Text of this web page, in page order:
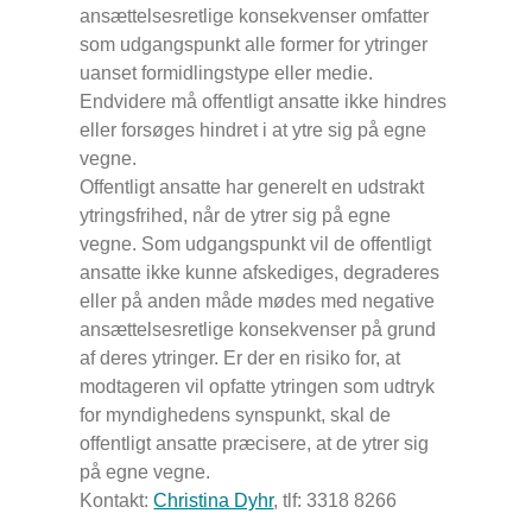
ansættelsesretlige konsekvenser omfatter
som udgangspunkt alle former for ytringer
uanset formidlingstype eller medie.
Endvidere må offentligt ansatte ikke hindres
eller forsøges hindret i at ytre sig på egne
vegne.
Offentligt ansatte har generelt en udstrakt
ytringsfrihed, når de ytrer sig på egne
vegne. Som udgangspunkt vil de offentligt
ansatte ikke kunne afskediges, degraderes
eller på anden måde mødes med negative
ansættelsesretlige konsekvenser på grund
af deres ytringer. Er der en risiko for, at
modtageren vil opfatte ytringen som udtryk
for myndighedens synspunkt, skal de
offentligt ansatte præcisere, at de ytrer sig
på egne vegne.
Kontakt:Christina Dyhr, tlf: 3318 8266